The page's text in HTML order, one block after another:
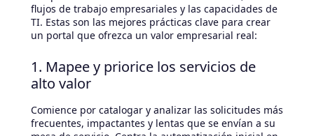
flujos de trabajo empresariales y las capacidades de
TI. Estas son las mejores prácticas clave para crear
un portal que ofrezca un valor empresarial real:
1. Mapee y priorice los servicios de
alto valor
Comience por catalogar y analizar las solicitudes más
frecuentes, impactantes y lentas que se envían a su